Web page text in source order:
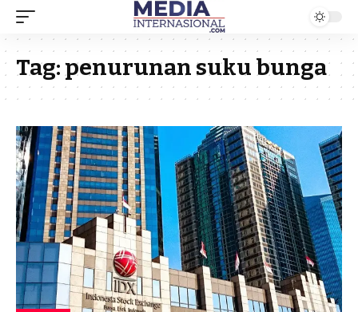
Tag:penurunan suku bunga